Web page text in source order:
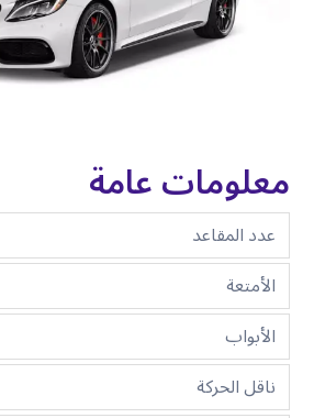
معلومات عامة
عدد المقاعد
الأمتعة
الأبواب
ناقل الحركة